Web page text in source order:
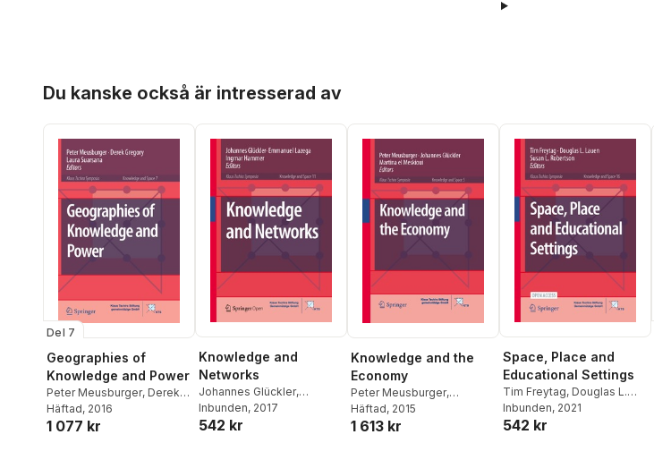
Du kanske också är intresserad av
Del 7
Geographies of
Knowledge and Power
Peter Meusburger, Derek
Gregory,Laura Suarsana
Häftad, 2016
1 077 kr
Knowledge and
Networks
Johannes Glückler,
Emmanuel Lazega
Hammer
Inbunden, 2017
542 kr
Knowledge and the
Economy
Peter Meusburger,
Johannes Glückler
Meskioui
Häftad, 2015
1 613 kr
Space, Place and
Educational Settings
Tim Freytag, Douglas L.
Lauen,Susan L. Robertson
Inbunden, 2021
542 kr